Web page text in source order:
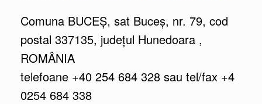
Comuna BUCEȘ, sat Buceș, nr. 79, cod
postal 337135, județul Hunedoara ,
ROMÂNIA
telefoane +40 254 684 328 sau tel/fax +4
0254 684 338